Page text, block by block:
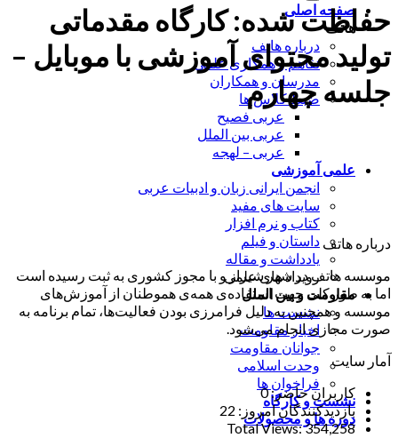
صفحه اصلی
هاتف
درباره هاتف
تفاهم و همکاری علمی
مدرسان و همکاران
ضبط کلاس ها
عربی فصیح
عربی بین الملل
عربی – لهجه
علمی آموزشی
انجمن ایرانی زبان و ادبیات عربی
سایت های مفید
کتاب و نرم افزار
داستان و فیلم
یادداشت و مقاله
رویداد های علمی
مقاومت و بین الملل
نشست ها
اخبار مقاومت
جوانان مقاومت
وحدت اسلامی
فراخوان ها
نشست و کارگاه
دوره ها و محصولات
حفاظت شده: کارگاه مقدماتی
تولید محتوای آموزشی با موبایل –
جلسه چهارم
درباره هاتف
موسسه هاتف در شهر شیراز و با مجوز کشوری به ثبت رسیده است
اما به طور کلی جهت استفاده‌ی همه‌ی هموطنان از آموزش‌های
موسسه و همچنین به دلیل فرامرزی بودن فعالیت‌ها، تمام برنامه به
صورت مجازی انجام می‌شود.
آمار سایت
کاربران حاضر:0
بازدیدکنندگان امروز: 22
Total Views:354,258